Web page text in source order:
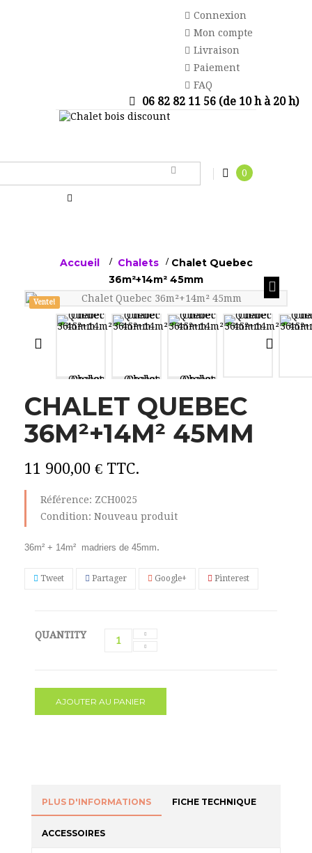
Connexion
Mon compte
Livraison
Paiement
FAQ
06 82 82 11 56 (de 10 h à 20 h)
Basculer
0
Accueil > Chalets > Chalet Quebec
36m²+14m² 45mm
Vente!
CHALET QUEBEC
36M²+14M² 45MM
11 900,00 € TTC.
Référence: ZCH0025
Condition: Nouveau produit
36m² + 14m² madriers de 45mm.
Tweet Partager Google+ Pinterest
QUANTITY
AJOUTER AU PANIER
PLUS D'INFORMATIONS FICHE TECHNIQUE
ACCESSOIRES